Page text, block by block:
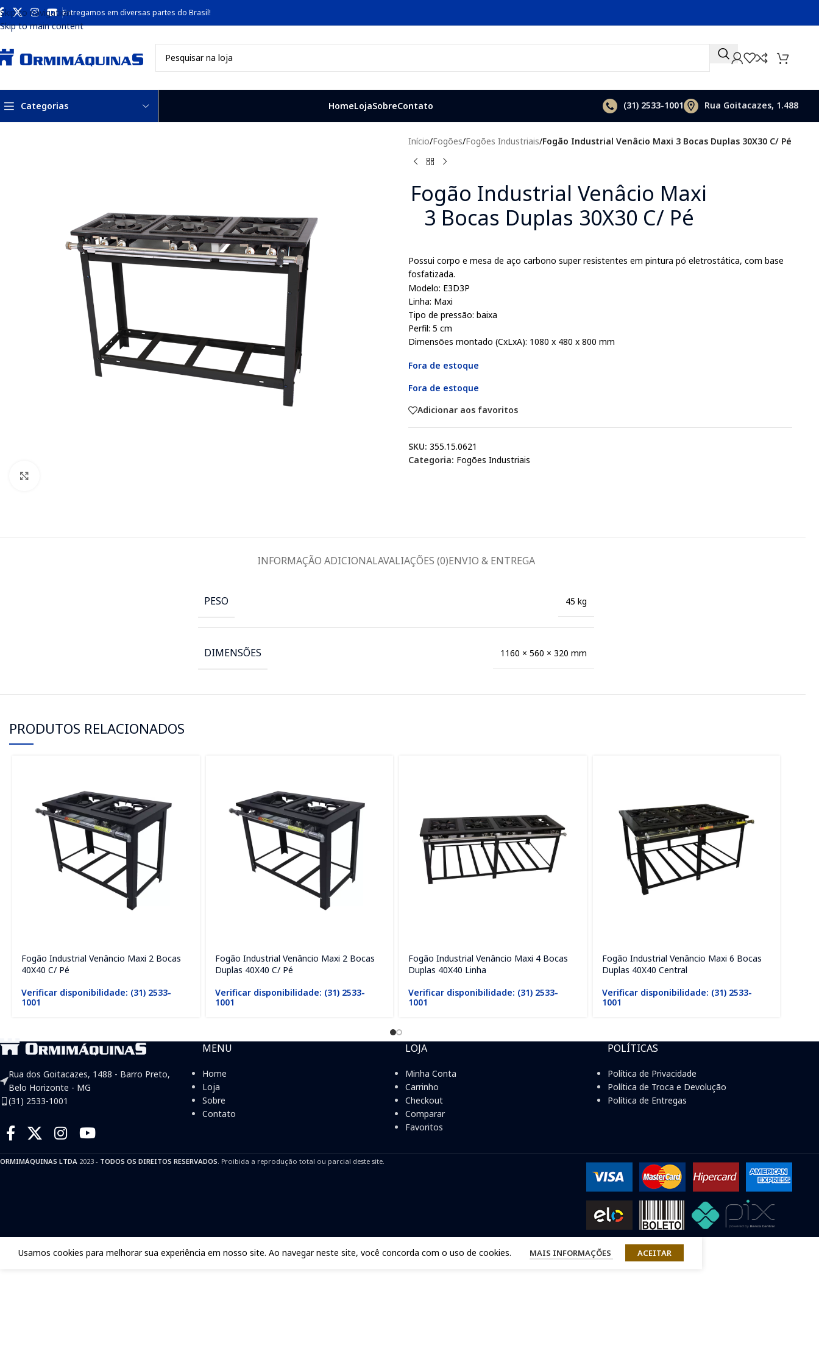
Skip to navigation
Skip to main content
Entregamos em diversas partes do Brasil!
Categorias HomeLojaSobreContato (31) 2533-1001 Rua Goitacazes, 1.488
Início/Fogões/Fogões Industriais/Fogão Industrial Venâcio Maxi 3 Bocas Duplas 30X30 C/ Pé
Fogão Industrial Venâcio Maxi
3 Bocas Duplas 30X30 C/ Pé
Possui corpo e mesa de aço carbono super resistentes em pintura pó eletrostática, com base
fosfatizada.
Modelo: E3D3P
Linha: Maxi
Tipo de pressão: baixa
Perfil: 5 cm
Dimensões montado (CxLxA): 1080 x 480 x 800 mm
Fora de estoque
Fora de estoque
Adicionar aos favoritos
SKU: 355.15.0621
Categoria: Fogões Industriais
INFORMAÇÃO ADICIONALAVALIAÇÕES (0)ENVIO & ENTREGA
PESO 45 kg
DIMENSÕES 1160 × 560 × 320 mm
PRODUTOS RELACIONADOS
Fogão Industrial Venâncio Maxi 2 Bocas
40X40 C/ Pé
Verificar disponibilidade: (31) 2533-
1001
Fogão Industrial Venâncio Maxi 2 Bocas
Duplas 40X40 C/ Pé
Verificar disponibilidade: (31) 2533-
1001
Fogão Industrial Venâncio Maxi 4 Bocas
Duplas 40X40 Linha
Verificar disponibilidade: (31) 2533-
1001
Fogão Industrial Venâncio Maxi 6 Bocas
Duplas 40X40 Central
Verificar disponibilidade: (31) 2533-
1001
Rua dos Goitacazes, 1488 - Barro Preto,
Belo Horizonte - MG
(31) 2533-1001
MENU
Home
Loja
Sobre
Contato
LOJA
Minha Conta
Carrinho
Checkout
Comparar
Favoritos
POLÍTICAS
Política de Privacidade
Política de Troca e Devolução
Política de Entregas
ORMIMÁQUINAS LTDA 2023 - TODOS OS DIREITOS RESERVADOS . Proibida a reprodução total ou parcial deste site.
Usamos cookies para melhorar sua experiência em nosso site. Ao navegar neste site, você concorda com o uso de cookies. MAIS INFORMAÇÕES ACEITAR